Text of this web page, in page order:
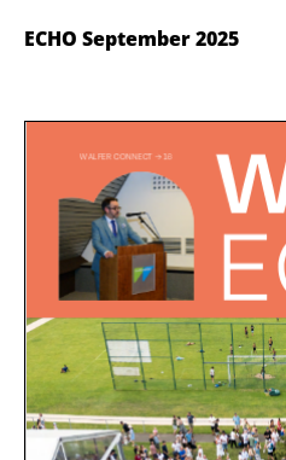
ECHO September 2025